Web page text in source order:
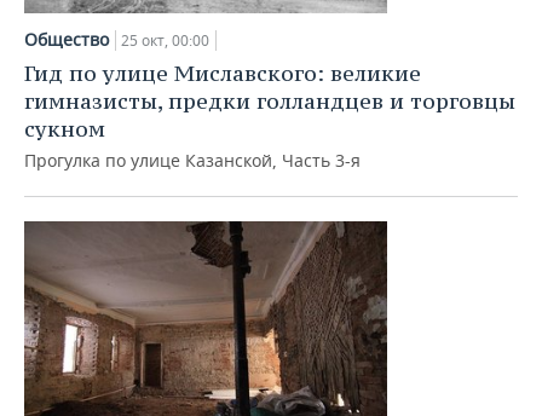
Общество 25 окт, 00:00
Гид по улице Миславского: великие
гимназисты, предки голландцев и торговцы
сукном
Прогулка по улице Казанской, Часть 3-я